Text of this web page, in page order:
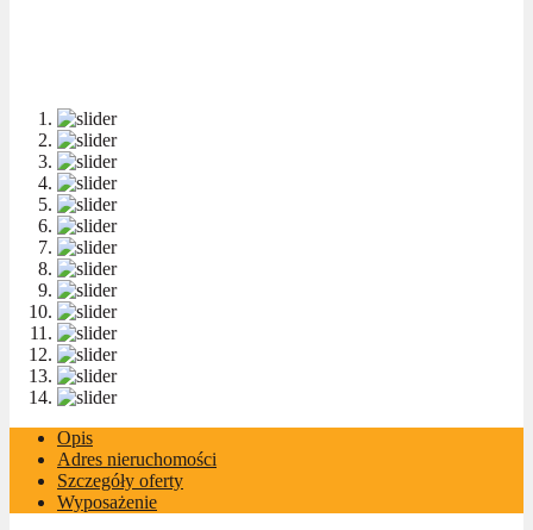
Opis
Adres nieruchomości
Szczegóły oferty
Wyposażenie